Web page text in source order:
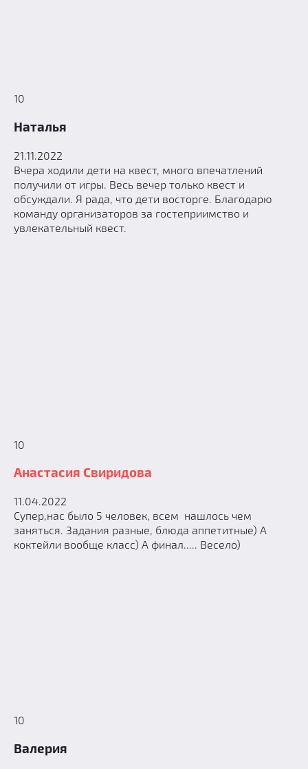
10
Наталья
21.11.2022
Вчера ходили дети на квест, много впечатлений
получили от игры. Весь вечер только квест и
обсуждали. Я рада, что дети восторге. Благодарю
команду организаторов за гостеприимство и
увлекательный квест.
10
Анастасия Свиридова
11.04.2022
Супер,нас было 5 человек, всем нашлось чем
заняться. Задания разные, блюда аппетитные) А
коктейли вообще класс) А финал..... Весело)
10
Валерия